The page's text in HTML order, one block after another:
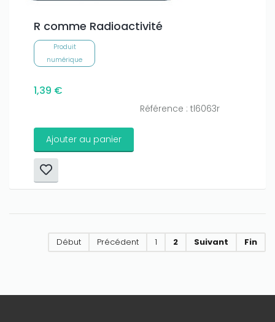
R comme Radioactivité
Produit
numérique
1,39 €
Référence : tl6063r
Ajouter au panier
Début Précédent 1 2 Suivant Fin